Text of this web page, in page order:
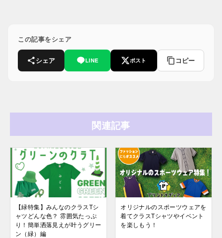
この記事をシェア
シェア LINE ポスト コピー
関連記事
【緑特集】みんなのクラスTシ
ャツどんな色？ 雰囲気たっぷ
り！簡単洒落見えが叶うグリー
ン（緑）編
オリジナルのスポーツウェアを
着てクラスTシャツやイベント
を楽しもう！